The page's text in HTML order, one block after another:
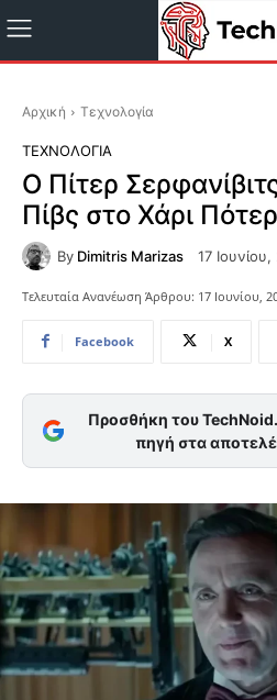
Αρχική Τεχνολογία
ΤΕΧΝΟΛΟΓΊΑ
Ο Πίτερ
Πίβς στο Χάρι Πότερ
By Dimitris Marizas 17
Τελευταία Ανανέωση Άρθρου: 17 Ιουνίου,
Facebook X
Προσθήκη του
πηγή στα